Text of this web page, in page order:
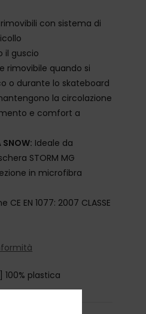
con sistema di
il guscio
rimovibile quando si
o durante lo skateboard
la circolazione
e comfort a
SNOW: Ideale da
STORM MG
in microfibra
EN 1077: 2007 CLASSE
plastica